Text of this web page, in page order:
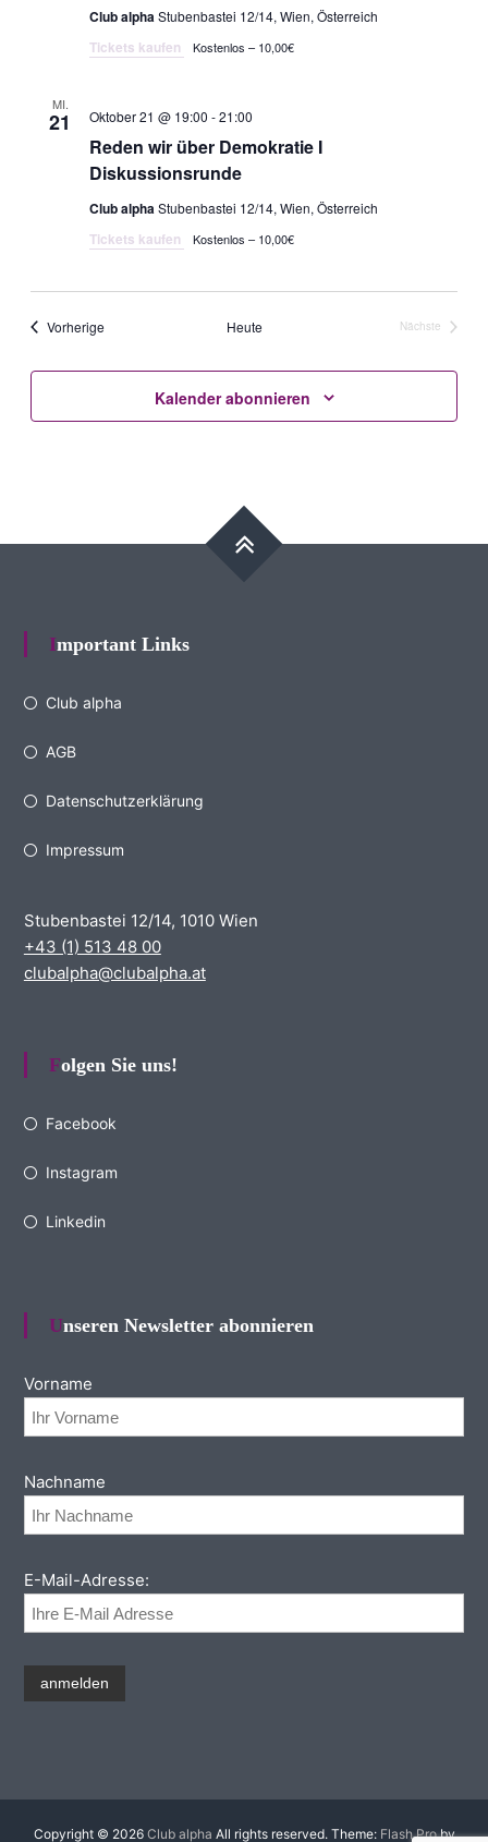
Club alphaStubenbastei 12/14, Wien, Österreich
Tickets kaufen Kostenlos – 10,00€
MI.
21
Reden wir über Demokratie I
Diskussionsrunde
Oktober 21 @ 19:00 -21:00
Club alphaStubenbastei 12/14, Wien, Österreich
Tickets kaufen Kostenlos – 10,00€
Vorherige Heute
Nächste
Kalender abonnieren
Important Links
Club alpha
AGB
Datenschutzerklärung
Impressum
Stubenbastei 12/14, 1010 Wien
+43 (1) 513 48 00
clubalpha@clubalpha.at
Folgen Sie uns!
Facebook
Instagram
Linkedin
Unseren Newsletter abonnieren
Vorname
Nachname
E-Mail-Adresse:
Copyright © 2026 Club alpha All rights reserved. Theme: Flash Proby